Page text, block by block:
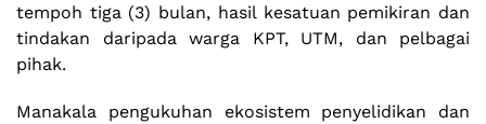
tempoh tiga (3) bulan, hasil kesatuan pemikiran dan
tindakan daripada warga KPT, UTM, dan pelbagai
pihak.
Manakala pengukuhan ekosistem penyelidikan dan